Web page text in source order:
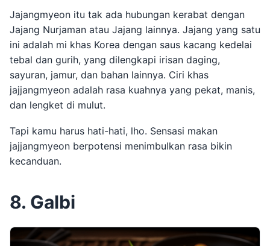
Jajangmyeon itu tak ada hubungan kerabat dengan
Jajang Nurjaman atau Jajang lainnya. Jajang yang satu
ini adalah mi khas Korea dengan saus kacang kedelai
tebal dan gurih, yang dilengkapi irisan daging,
sayuran, jamur, dan bahan lainnya. Ciri khas
jajjangmyeon adalah rasa kuahnya yang pekat, manis,
dan lengket di mulut.
Tapi kamu harus hati-hati, lho. Sensasi makan
jajjangmyeon berpotensi menimbulkan rasa bikin
kecanduan.
8. Galbi